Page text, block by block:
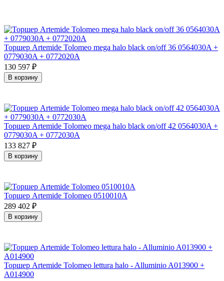
Торшер Artemide Tolomeo mega halo black on/off 36 0564030A +
0779030A + 0772020A
130 597 ₽
В корзину
Торшер Artemide Tolomeo mega halo black on/off 42 0564030A +
0779030A + 0772030A
133 827 ₽
В корзину
Торшер Artemide Tolomeo 0510010A
289 402 ₽
В корзину
Торшер Artemide Tolomeo lettura halo - Alluminio A013900 +
A014900